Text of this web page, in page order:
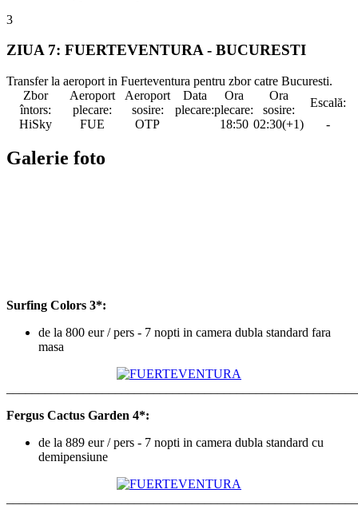
3
ZIUA 7: FUERTEVENTURA - BUCURESTI
Transfer la aeroport in Fuerteventura pentru zbor catre Bucuresti.
Zbor
întors:
Aeroport
plecare:
Aeroport
sosire:
Data
plecare:
Ora
plecare:
Ora
sosire:
Escală:
HiSky
FUE OTP 18:50 02:30(+1) -
Galerie foto
Surfing Colors 3*:
de la 800 eur / pers - 7 nopti in camera dubla standard fara
masa
Fergus Cactus Garden 4*:
de la 889 eur / pers - 7 nopti in camera dubla standard cu
demipensiune